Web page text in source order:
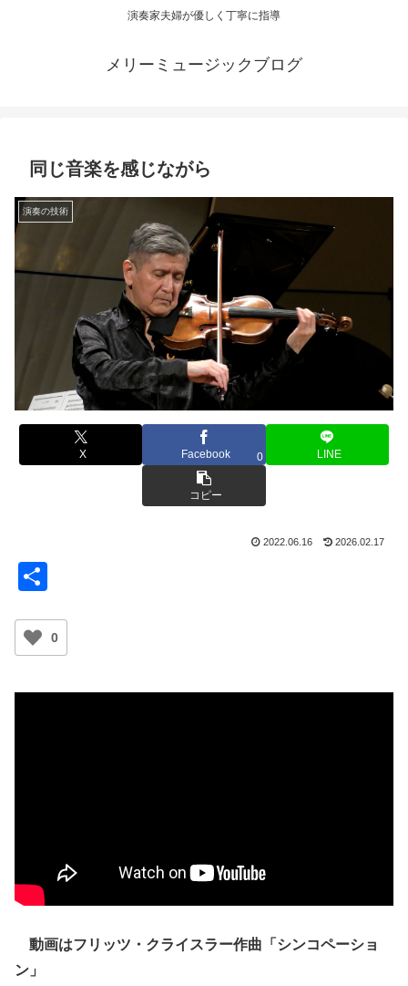
演奏家夫婦が優しく丁寧に指導
メリーミュージックブログ
同じ音楽を感じながら
演奏の技術
X Facebook 0 LINE
コピー
2022.06.16 2026.02.17
0
動画はフリッツ・クライスラー作曲「シンコペーショ
ン」